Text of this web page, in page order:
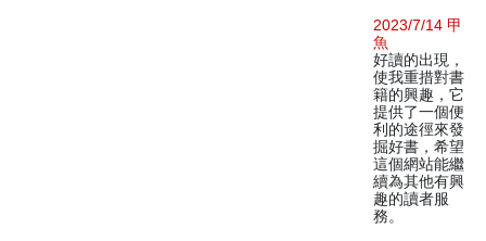
2023/7/14 甲
魚
好讀的出現，
使我重措對書
籍的興趣，它
提供了一個便
利的途徑來發
掘好書，希望
這個網站能繼
續為其他有興
趣的讀者服
務。